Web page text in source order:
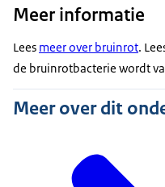
Meer informatie
Lees meer over bruinrot.
de bruinrotbacterie wordt
Meer over dit